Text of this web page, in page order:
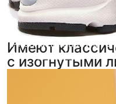
Имеют
с изогнутыми
Анонимный
фотоиз отзыва